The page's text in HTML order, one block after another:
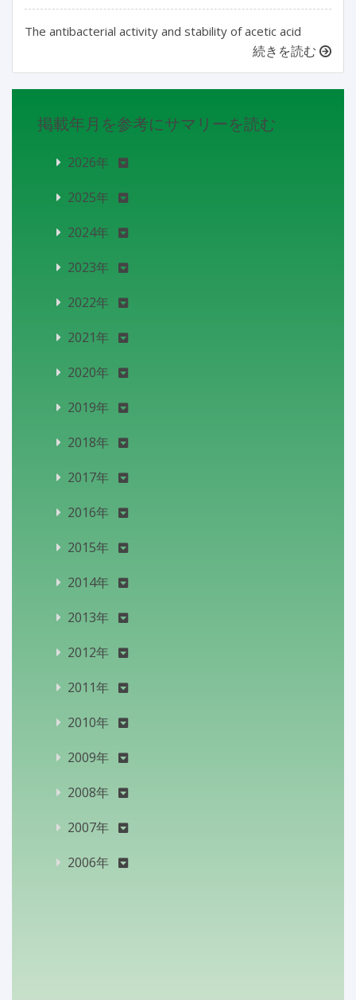
The antibacterial activity and stability of acetic acid
続きを読む
掲載年月を参考にサマリーを読む
2026年
2025年
2024年
2023年
2022年
2021年
2020年
2019年
2018年
2017年
2016年
2015年
2014年
2013年
2012年
2011年
2010年
2009年
2008年
2007年
2006年